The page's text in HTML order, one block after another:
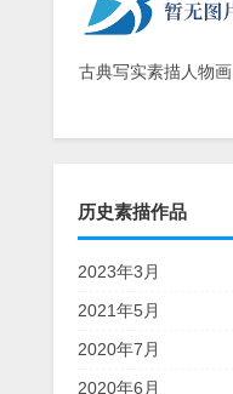
古典写实素描人物画
历史素描作品
2023年3月
2021年5月
2020年7月
2020年6月